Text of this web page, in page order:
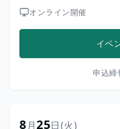
オンライン開催
イベ
申込締
8月25日(火)